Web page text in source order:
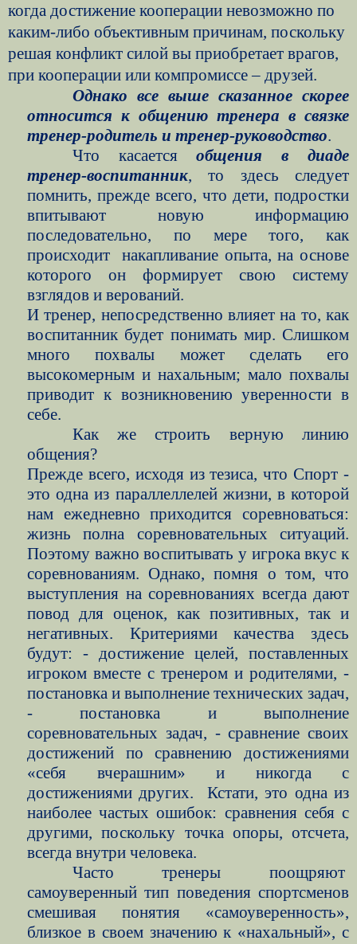
когда достижение кооперации невозможно по
каким-либо объективным причинам, поскольку
решая конфликт силой вы приобретает врагов,
при кооперации или компромиссе – друзей.
Однако все выше сказанное скорее
относится к общению тренера в связке
тренер-родитель и тренер-руководство.
Что касаетсяобщения в диаде
тренер-воспитанник, то здесь следует
помнить, прежде всего, что дети, подростки
впитывают новую информацию
последовательно, по мере того, как
происходит
накапливание опыта, на основе
которого он формирует свою систему
взглядов и верований.
И тренер, непосредственно влияет на то, как
воспитанник будет понимать мир. Слишком
много похвалы может сделать его
высокомерным и нахальным; мало похвалы
приводит к возникновению уверенности в
себе.
Как же строить верную линию
общения?
Прежде всего, исходя из тезиса, что Спорт -
это одна из параллеллелей жизни, в которой
нам ежедневно приходится соревноваться:
жизнь полна соревновательных ситуаций.
Поэтому важно воспитывать у игрока вкус к
соревнованиям. Однако, помня о том, что
выступления на соревнованиях всегда дают
повод для оценок, как позитивных, так и
негативных. Критериями качества здесь
будут: - достижение целей, поставленных
игроком вместе с тренером и родителями, -
постановка и выполнение технических задач,
- постановка и выполнение
соревновательных задач, - сравнение своих
достижений по сравнению достижениями
«себя вчерашним» и никогда с
достижениями других.
Кстати, это одна из
наиболее частых ошибок: сравнения себя с
другими, поскольку точка опоры, отсчета,
всегда внутри человека.
Часто тренеры поощряют
самоуверенный тип поведения спортсменов
смешивая понятия «самоуверенность»,
близкое в своем значению к «нахальный», с